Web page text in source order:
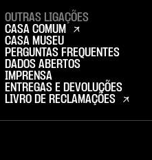
OUTRAS LIGAÇÕES
CASA COMUM
CASA MUSEU
PERGUNTAS FREQUENTES
DADOS ABERTOS
IMPRENSA
ENTREGAS E DEVOLUÇÕES
LIVRO DE RECLAMAÇÕES